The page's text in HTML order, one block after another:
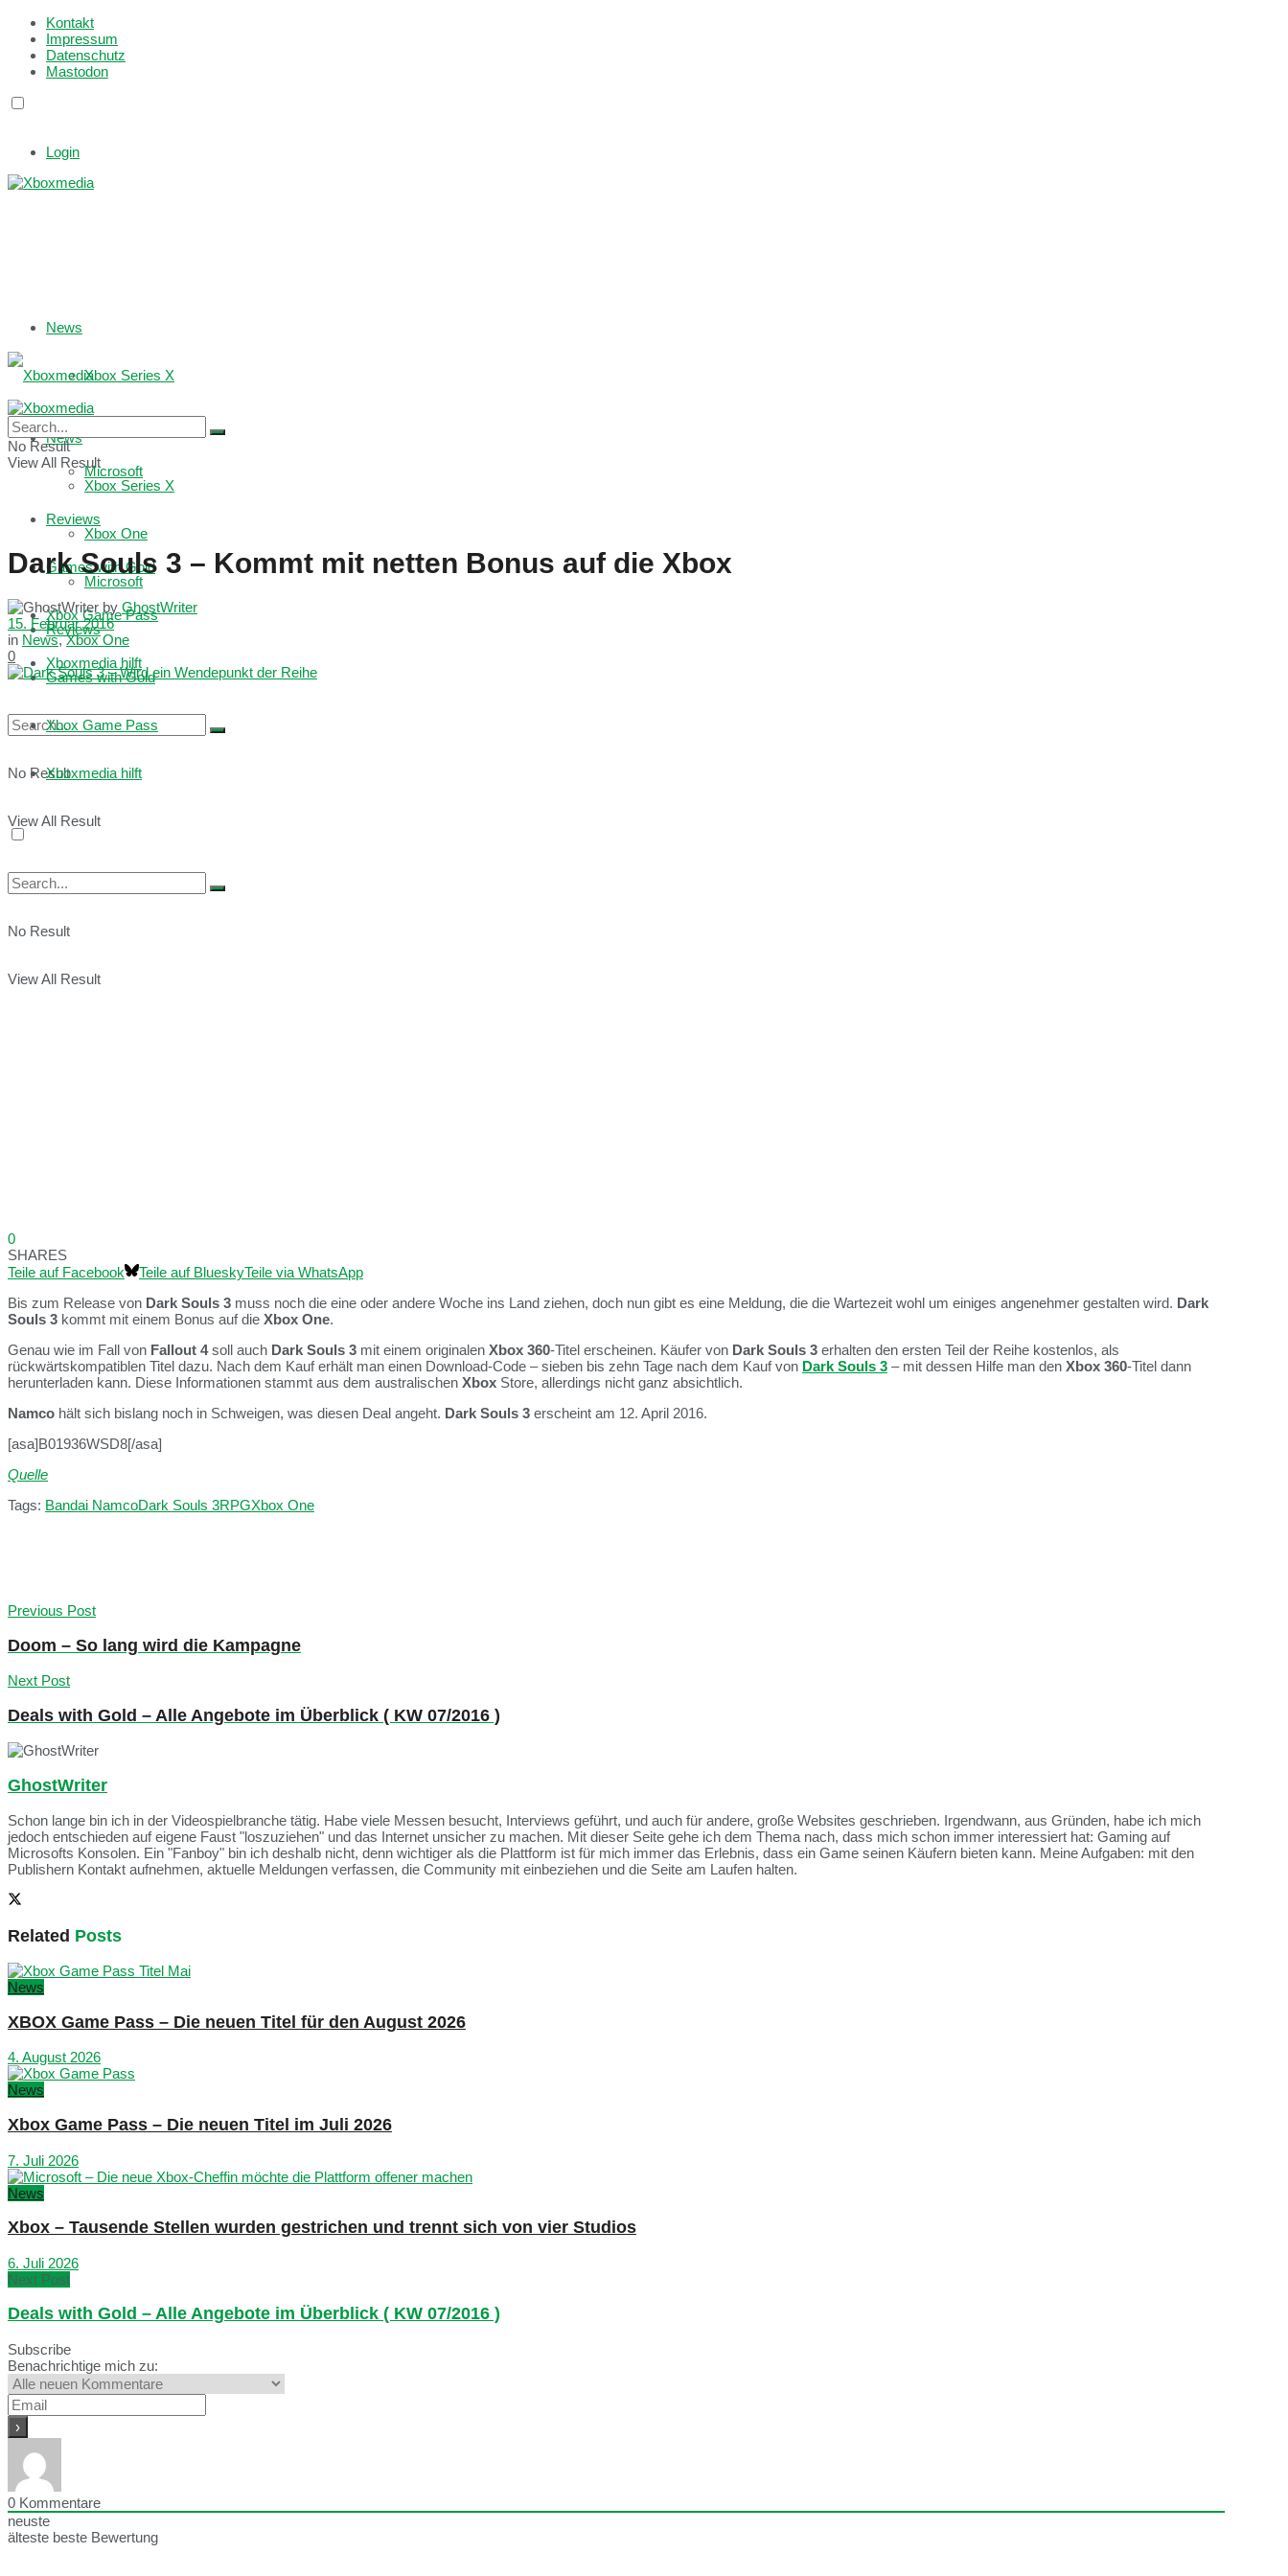
Kontakt
Impressum
Datenschutz
Mastodon
Login
News
Xbox Series X
Microsoft
Reviews
Games with Gold
Xbox Game Pass
Xboxmedia hilft
No Result
View All Result
News
Xbox Series X
Xbox One
Microsoft
Reviews
Games with Gold
Xbox Game Pass
Xboxmedia hilft
No Result
View All Result
No Result
View All Result
Dark Souls 3 – Kommt mit netten Bonus auf die Xbox
by GhostWriter
15. Februar 2016
in News,Xbox One
0
0
SHARES
Teile auf Facebook
Teile auf BlueskyTeile via WhatsApp
Bis zum Release von Dark Souls 3 muss noch die eine oder andere Woche ins Land ziehen, doch nun gibt es eine Meldung, die die Wartezeit wohl um einiges angenehmer gestalten wird. Dark
Souls 3 kommt mit einem Bonus auf die Xbox One.
Genau wie im Fall von Fallout 4soll auch Dark Souls 3 mit einem originalen Xbox 360-Titel erscheinen. Käufer von Dark Souls 3 erhalten den ersten Teil der Reihe kostenlos, als
rückwärtskompatiblen Titel dazu. Nach dem Kauf erhält man einen Download-Code – sieben bis zehn Tage nach dem Kauf von Dark Souls 3 – mit dessen Hilfe man den Xbox 360-Titel dann
herunterladen kann. Diese Informationen stammt aus dem australischen Xbox Store, allerdings nicht ganz absichtlich.
Namco hält sich bislang noch in Schweigen, was diesen Deal angeht. Dark Souls 3 erscheint am 12. April 2016.
[asa]B01936WSD8[/asa]
Quelle
Tags: Bandai NamcoDark Souls 3RPGXbox One
Previous Post
Doom – So lang wird die Kampagne
Next Post
Deals with Gold – Alle Angebote im Überblick ( KW 07/2016 )
GhostWriter
Schon lange bin ich in der Videospielbranche tätig. Habe viele Messen besucht, Interviews geführt, und auch für andere, große Websites geschrieben. Irgendwann, aus Gründen, habe ich mich
jedoch entschieden auf eigene Faust "loszuziehen" und das Internet unsicher zu machen. Mit dieser Seite gehe ich dem Thema nach, dass mich schon immer interessiert hat: Gaming auf
Microsofts Konsolen. Ein "Fanboy" bin ich deshalb nicht, denn wichtiger als die Plattform ist für mich immer das Erlebnis, dass ein Game seinen Käufern bieten kann. Meine Aufgaben: mit den
Publishern Kontakt aufnehmen, aktuelle Meldungen verfassen, die Community mit einbeziehen und die Seite am Laufen halten.
Related Posts
News
XBOX Game Pass – Die neuen Titel für den August 2026
4. August 2026
News
Xbox Game Pass – Die neuen Titel im Juli 2026
7. Juli 2026
News
Xbox – Tausende Stellen wurden gestrichen und trennt sich von vier Studios
6. Juli 2026
Next Post
Deals with Gold – Alle Angebote im Überblick ( KW 07/2016 )
Subscribe
Benachrichtige mich zu:
0 Kommentare
neuste
älteste beste Bewertung